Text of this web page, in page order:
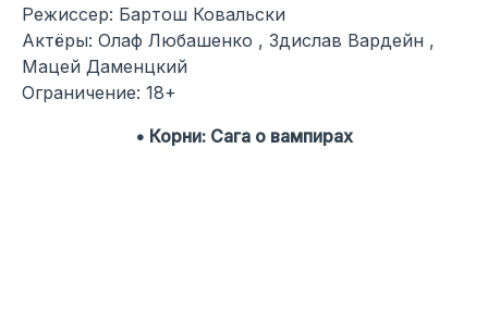
Режиссер: Бартош Ковальски
Актёры: Олаф Любашенко , Здислав Вардейн ,
Мацей Даменцкий
Ограничение: 18+
• Корни: Сага о вампирах